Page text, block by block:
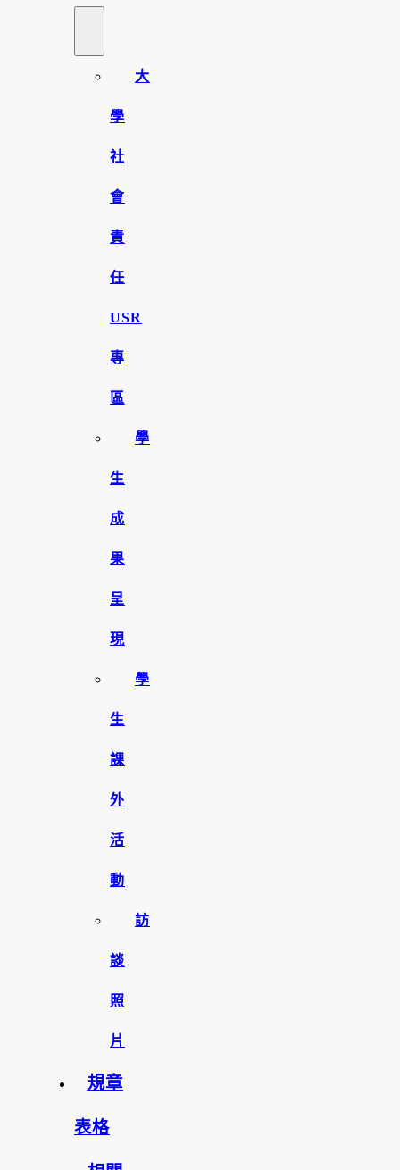
大
學
社
會
責
任
USR
專
區
學
生
成
果
呈
現
學
生
課
外
活
動
訪
談
照
片
規章
表格